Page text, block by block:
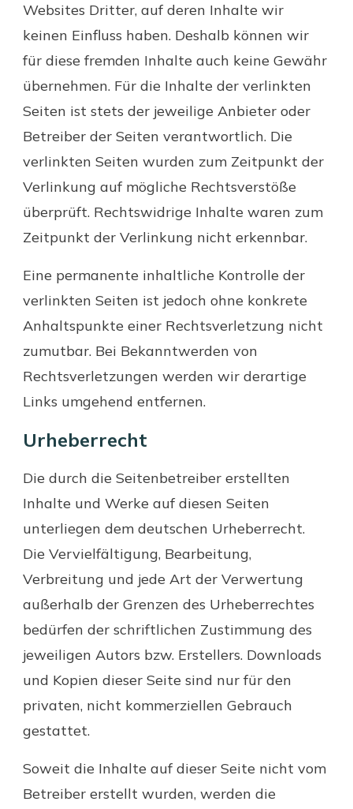
Websites Dritter, auf deren Inhalte wir
keinen Einfluss haben. Deshalb können wir
für diese fremden Inhalte auch keine Gewähr
übernehmen. Für die Inhalte der verlinkten
Seiten ist stets der jeweilige Anbieter oder
Betreiber der Seiten verantwortlich. Die
verlinkten Seiten wurden zum Zeitpunkt der
Verlinkung auf mögliche Rechtsverstöße
überprüft. Rechtswidrige Inhalte waren zum
Zeitpunkt der Verlinkung nicht erkennbar.
Eine permanente inhaltliche Kontrolle der
verlinkten Seiten ist jedoch ohne konkrete
Anhaltspunkte einer Rechtsverletzung nicht
zumutbar. Bei Bekanntwerden von
Rechtsverletzungen werden wir derartige
Links umgehend entfernen.
Urheberrecht
Die durch die Seitenbetreiber erstellten
Inhalte und Werke auf diesen Seiten
unterliegen dem deutschen Urheberrecht.
Die Vervielfältigung, Bearbeitung,
Verbreitung und jede Art der Verwertung
außerhalb der Grenzen des Urheberrechtes
bedürfen der schriftlichen Zustimmung des
jeweiligen Autors bzw. Erstellers. Downloads
und Kopien dieser Seite sind nur für den
privaten, nicht kommerziellen Gebrauch
gestattet.
Soweit die Inhalte auf dieser Seite nicht vom
Betreiber erstellt wurden, werden die